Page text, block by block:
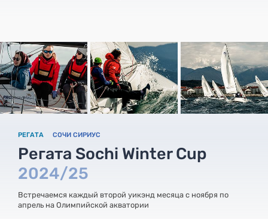
РЕГАТА СОЧИ СИРИУС
Регата Sochi Winter Cup
2024/25
Встречаемся каждый второй уикэнд месяца с ноября по
апрель на Олимпийской акватории